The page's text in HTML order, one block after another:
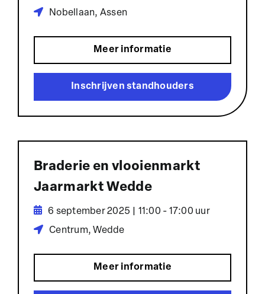
Nobellaan, Assen
Meer informatie
Inschrijven standhouders
Braderie en vlooienmarkt
Jaarmarkt Wedde
6 september 2025 | 11:00 - 17:00 uur
Centrum, Wedde
Meer informatie